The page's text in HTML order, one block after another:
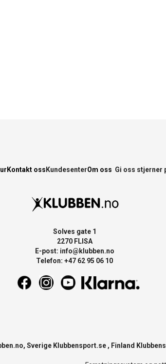
Kontakt oss KundesenterOm oss Gi oss stjerner
Solves gate 1
2270 FLISA
E-post: info@klubben.no
Telefon: +47 62 95 06 10
, Sverige Klubbensport.se, Finland